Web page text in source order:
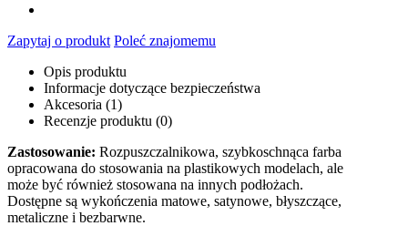
Zapytaj o produkt Poleć znajomemu
Opis produktu
Informacje dotyczące bezpieczeństwa
Akcesoria (1)
Recenzje produktu (0)
Zastosowanie: Rozpuszczalnikowa, szybkoschnąca farba
opracowana do stosowania na plastikowych modelach, ale
może być również stosowana na innych podłożach.
Dostępne są wykończenia matowe, satynowe, błyszczące,
metaliczne i bezbarwne.